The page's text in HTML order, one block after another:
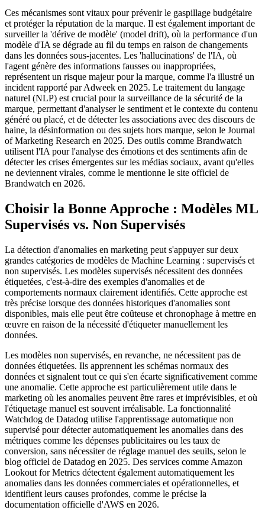
Ces mécanismes sont vitaux pour prévenir le gaspillage budgétaire
et protéger la réputation de la marque. Il est également important de
surveiller la 'dérive de modèle' (model drift), où la performance d'un
modèle d'IA se dégrade au fil du temps en raison de changements
dans les données sous-jacentes. Les 'hallucinations' de l'IA, où
l'agent génère des informations fausses ou inappropriées,
représentent un risque majeur pour la marque, comme l'a illustré un
incident rapporté par Adweek en 2025. Le traitement du langage
naturel (NLP) est crucial pour la surveillance de la sécurité de la
marque, permettant d'analyser le sentiment et le contexte du contenu
généré ou placé, et de détecter les associations avec des discours de
haine, la désinformation ou des sujets hors marque, selon le Journal
of Marketing Research en 2025. Des outils comme Brandwatch
utilisent l'IA pour l'analyse des émotions et des sentiments afin de
détecter les crises émergentes sur les médias sociaux, avant qu'elles
ne deviennent virales, comme le mentionne le site officiel de
Brandwatch en 2026.
Choisir la Bonne Approche : Modèles ML
Supervisés vs. Non Supervisés
La détection d'anomalies en marketing peut s'appuyer sur deux
grandes catégories de modèles de Machine Learning : supervisés et
non supervisés. Les modèles supervisés nécessitent des données
étiquetées, c'est-à-dire des exemples d'anomalies et de
comportements normaux clairement identifiés. Cette approche est
très précise lorsque des données historiques d'anomalies sont
disponibles, mais elle peut être coûteuse et chronophage à mettre en
œuvre en raison de la nécessité d'étiqueter manuellement les
données.
Les modèles non supervisés, en revanche, ne nécessitent pas de
données étiquetées. Ils apprennent les schémas normaux des
données et signalent tout ce qui s'en écarte significativement comme
une anomalie. Cette approche est particulièrement utile dans le
marketing où les anomalies peuvent être rares et imprévisibles, et où
l'étiquetage manuel est souvent irréalisable. La fonctionnalité
Watchdog de Datadog utilise l'apprentissage automatique non
supervisé pour détecter automatiquement les anomalies dans des
métriques comme les dépenses publicitaires ou les taux de
conversion, sans nécessiter de réglage manuel des seuils, selon le
blog officiel de Datadog en 2025. Des services comme Amazon
Lookout for Metrics détectent également automatiquement les
anomalies dans les données commerciales et opérationnelles, et
identifient leurs causes profondes, comme le précise la
documentation officielle d'AWS en 2026.